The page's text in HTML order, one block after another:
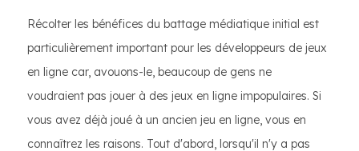
Récolter les bénéfices du battage médiatique initial est
particulièrement important pour les développeurs de jeux
en ligne car, avouons-le, beaucoup de gens ne
voudraient pas jouer à des jeux en ligne impopulaires. Si
vous avez déjà joué à un ancien jeu en ligne, vous en
connaîtrez les raisons. Tout d'abord, lorsqu'il n'y a pas